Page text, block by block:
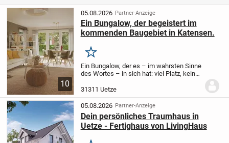
10
05.08.2026 Partner-Anzeige
Ein Bungalow, der begeistert im
kommenden Baugebiet in Katensen.
Merken
Ein Bungalow, der es – im wahrsten Sinne
des Wortes – in sich hat: viel Platz, keine
Sie im Bungalow 128. Dank der klugen
Raumaufteilung kann der Bereich...
31311 Uetze
05.08.2026 Partner-Anzeige
Dein persönliches Traumhaus in
Uetze - Fertighaus von LivingHaus